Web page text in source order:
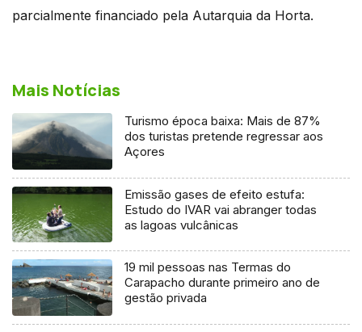
parcialmente financiado pela Autarquia da Horta.
Mais Notícias
Turismo época baixa: Mais de 87%
dos turistas pretende regressar aos
Açores
Emissão gases de efeito estufa:
Estudo do IVAR vai abranger todas
as lagoas vulcânicas
19 mil pessoas nas Termas do
Carapacho durante primeiro ano de
gestão privada